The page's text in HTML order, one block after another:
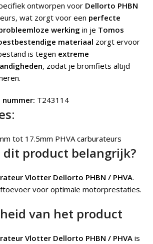
ontworpen voor Dellorto PHBN
wat zorgt voor een perfecte
werking in je Tomos
materiaal zorgt ervoor
is tegen extreme
, zodat je bromfiets altijd
T243114
tot 17.5mm PHVA carburateurs
dit product belangrijk?
Vlotter Dellorto PHBN / PHVA.
voor optimale motorprestaties.
van het product
Vlotter Dellorto PHBN / PHVA is